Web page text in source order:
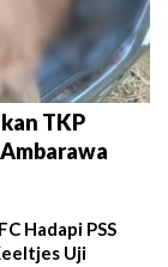
TKP
Hadapi PSS
Uji